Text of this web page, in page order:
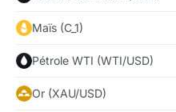
Maïs (C_1)
Pétrole WTI (WTI/USD)
Or (XAU/USD)